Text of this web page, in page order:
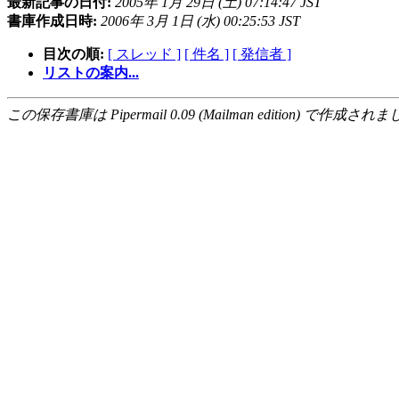
書庫作成日時: 2006年 3月 1日 (水) 00:25:53 JST
目次の順: [ スレッド ] [ 件名 ] [ 発信者 ]
リストの案内...
この保存書庫は Pipermail 0.09 (Mailman edition) で作成されま